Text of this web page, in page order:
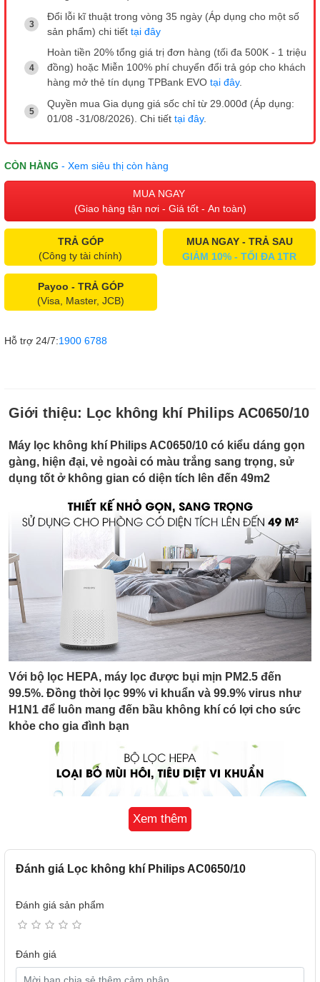
Đổi lỗi kĩ thuật trong vòng 35 ngày (Áp dụng cho một số
sản phẩm) chi tiết tại đây
Hoàn tiền 20% tổng giá trị đơn hàng (tối đa 500K - 1 triệu
đồng) hoặc Miễn 100% phí chuyển đổi trả góp cho khách
hàng mở thẻ tín dụng TPBank EVO tại đây.
Quyền mua Gia dụng giá sốc chỉ từ 29.000đ (Áp dụng:
01/08 -31/08/2026). Chi tiết tại đây.
CÒN HÀNG - Xem siêu thị còn hàng
MUA NGAY
(Giao hàng tận nơi - Giá tốt - An toàn)
TRẢ GÓP
(Công ty tài chính)
MUA NGAY - TRẢ SAU
GIẢM 10% - TỐI ĐA 1TR
Payoo - TRẢ GÓP
(Visa, Master, JCB)
Hỗ trợ 24/7:1900 6788
Giới thiệu: Lọc không khí Philips AC0650/10
Máy lọc không khí Philips AC0650/10 có kiểu dáng gọn
gàng, hiện đại, vẻ ngoài có màu trắng sang trọng, sử
dụng tốt ở không gian có diện tích lên đến 49m2
Với bộ lọc HEPA, máy lọc được bụi mịn PM2.5 đến
99.5%. Đồng thời lọc 99% vi khuẩn và 99.9% virus như
H1N1 để luôn mang đến bầu không khí có lợi cho sức
khỏe cho gia đình bạn
- Turbo tiện lợi cho nhiều nhu cầu sử dụng khác nhau
của người sử dụng
Xem thêm
Đánh giá Lọc không khí Philips AC0650/10
Đánh giá sản phẩm
Đánh giá